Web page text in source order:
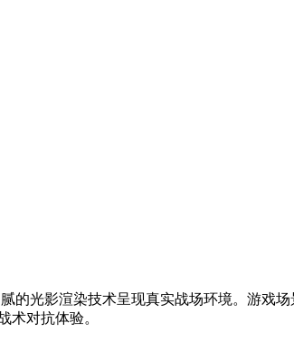
的光影渲染技术呈现真实战场环境。游戏
术对抗体验。